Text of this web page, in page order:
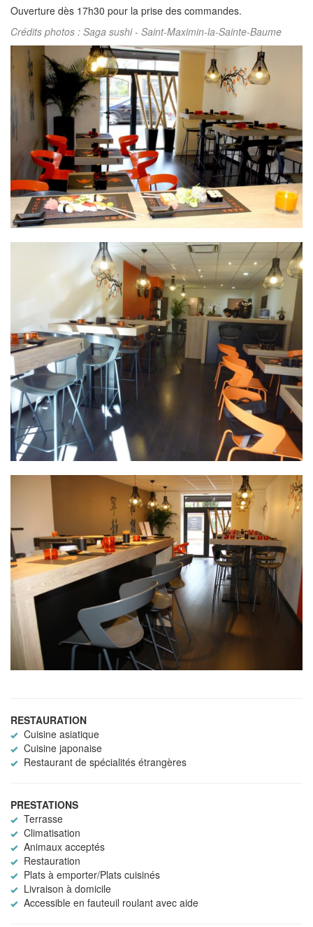
Ouverture dès 17h30 pour la prise des commandes.
Crédits photos : Saga sushi - Saint-Maximin-la-Sainte-Baume
RESTAURATION
Cuisine asiatique
Cuisine japonaise
Restaurant de spécialités étrangères
PRESTATIONS
Terrasse
Climatisation
Animaux acceptés
Restauration
Plats à emporter/Plats cuisinés
Livraison à domicile
Accessible en fauteuil roulant avec aide